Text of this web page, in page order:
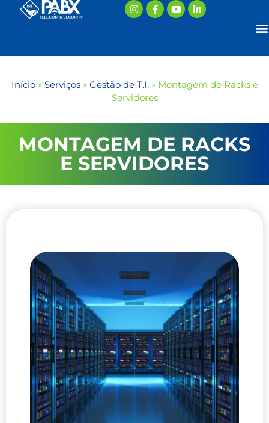
Início» Serviços» Gestão de T.I.» Montagem de Racks e
Servidores
MONTAGEM DE RACKS
E SERVIDORES